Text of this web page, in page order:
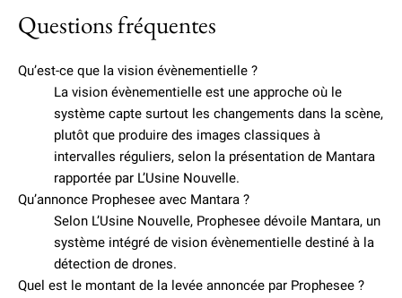
Questions fréquentes
Qu’est-ce que la vision évènementielle ?
La vision évènementielle est une approche où le
système capte surtout les changements dans la scène,
plutôt que produire des images classiques à
intervalles réguliers, selon la présentation de Mantara
rapportée par L’Usine Nouvelle.
Qu’annonce Prophesee avec Mantara ?
Selon L’Usine Nouvelle, Prophesee dévoile Mantara, un
système intégré de vision évènementielle destiné à la
détection de drones.
Quel est le montant de la levée annoncée par Prophesee ?